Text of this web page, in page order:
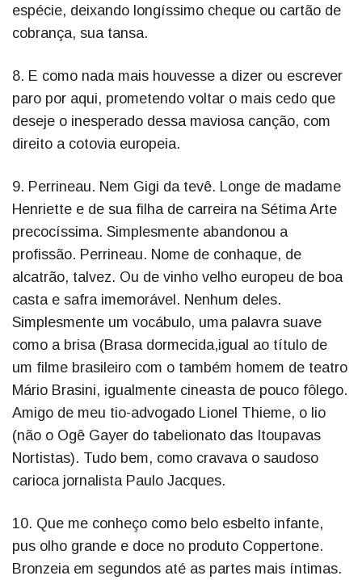
espécie, deixando longíssimo cheque ou cartão de
cobrança, sua tansa.
8. E como nada mais houvesse a dizer ou escrever
paro por aqui, prometendo voltar o mais cedo que
deseje o inesperado dessa maviosa canção, com
direito a cotovia europeia.
9. Perrineau. Nem Gigi da tevê. Longe de madame
Henriette e de sua filha de carreira na Sétima Arte
precocíssima. Simplesmente abandonou a
profissão. Perrineau. Nome de conhaque, de
alcatrão, talvez. Ou de vinho velho europeu de boa
casta e safra imemorável. Nenhum deles.
Simplesmente um vocábulo, uma palavra suave
como a brisa (Brasa dormecida,igual ao título de
um filme brasileiro com o também homem de teatro
Mário Brasini, igualmente cineasta de pouco fôlego.
Amigo de meu tio-advogado Lionel Thieme, o lio
(não o Ogê Gayer do tabelionato das Itoupavas
Nortistas). Tudo bem, como cravava o saudoso
carioca jornalista Paulo Jacques.
10. Que me conheço como belo esbelto infante,
pus olho grande e doce no produto Coppertone.
Bronzeia em segundos até as partes mais íntimas.